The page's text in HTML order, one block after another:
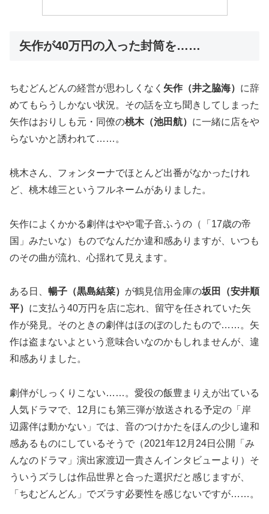
矢作が40万円の入った封筒を……
ちむどんどんの経営が思わしくなく 矢作（井之脇海） に辞
めてもらうしかない状況。その話を立ち聞きしてしまった
矢作はおりしも元・同僚の桃木（池田航） に一緒に店をや
らないかと誘われて……。
桃木さん、フォンターナでほとんど出番がなかったけれ
ど、桃木雄三というフルネームがありました。
矢作によくかかる劇伴はやや電子音ふうの（「17歳の帝
国」みたいな）ものでなんだか違和感ありますが、いつも
のその曲が流れ、心揺れて見えます。
ある日、 暢子（黒島結菜） が鶴見信用金庫の坂田（安井順
平） に支払う40万円を店に忘れ、留守を任されていた矢
作が発見。そのときの劇伴はほのぼのしたもので……。矢
作は盗まないよという意味合いなのかもしれませんが、違
和感ありました。
劇伴がしっくりこない……。愛役の飯豊まりえが出ている
人気ドラマで、12月にも第三弾が放送される予定の「岸
辺露伴は動かない」では、音のつけかたをほんの少し違和
感あるものにしているそうで（2021年12月24日公開「み
んなのドラマ」演出家渡辺一貴さんインタビューより）そ
ういうズラしは作品世界と合った選択だと感じますが、
「ちむどんどん」でズラす必要性を感じないですが……。